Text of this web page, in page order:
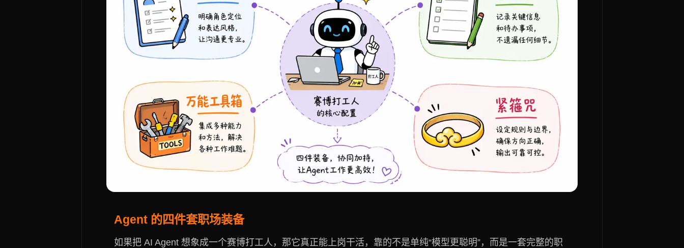
Agent 的四件套职场装备
如果把 AI Agent 想象成一个赛博打工人，那它真正能上岗干活，靠的不是单纯“模型更聪明”，而是一套完整的职